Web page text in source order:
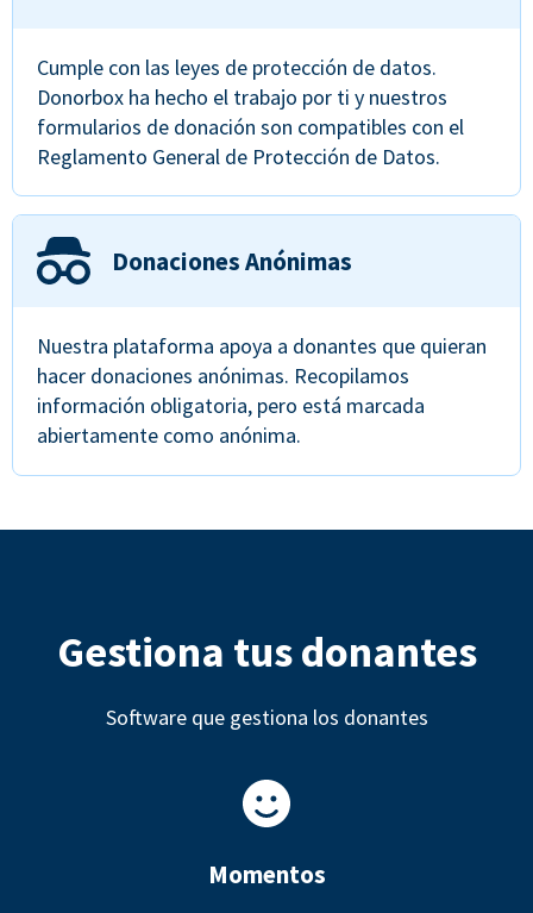
Cumple con las leyes de protección de datos.
Donorbox ha hecho el trabajo por ti y nuestros
formularios de donación son compatibles con el
Reglamento General de Protección de Datos.
Donaciones Anónimas
Nuestra plataforma apoya a donantes que quieran
hacer donaciones anónimas. Recopilamos
información obligatoria, pero está marcada
abiertamente como anónima.
Gestiona tus donantes
Software que gestiona los donantes
Momentos